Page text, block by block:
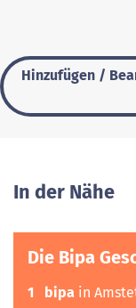
Hinzufügen /
In der Nähe
Die Bipa
1 bipa in